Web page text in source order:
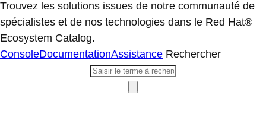
Trouvez les solutions issues de notre communauté de
spécialistes et de nos technologies dans le Red Hat®
Ecosystem Catalog.
ConsoleDocumentationAssistance Rechercher